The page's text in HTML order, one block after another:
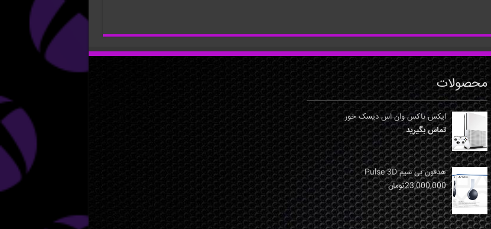
محصولات
ایکس باکس وان اس دیسک خور
تماس بگیرید
هدفون بی سیم Pulse 3D
23,000,000تومان